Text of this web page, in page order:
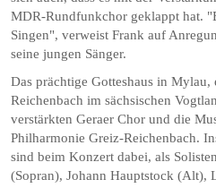
MDR-Rundfunkchor geklappt hat.
Singen", verweist Frank auf
seine jungen Sänger.
Das prächtige Gotteshaus in Mylau,
Reichenbach im sächsischen
verstärkten Geraer Chor und die
Philharmonie Greiz-Reichenbach.
sind beim Konzert dabei, als
(Sopran), Johann Hauptstock (Alt),